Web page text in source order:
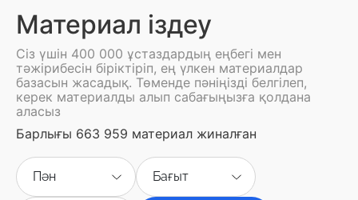
Материал іздеу
Сіз үшін 400 000 ұстаздардың еңбегі мен
тәжірибесін біріктіріп, ең үлкен материалдар
базасын жасадық. Төменде пәніңізді белгілеп,
керек материалды алып сабағыңызға қолдана
аласыз
Барлығы 663 959 материал жиналған
Пән Бағыт